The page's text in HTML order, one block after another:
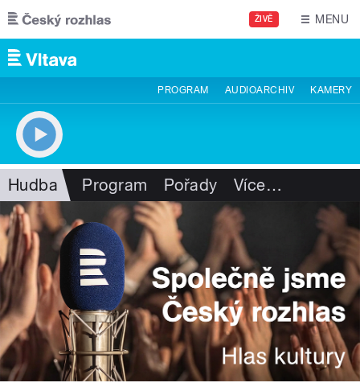
Přejít k hlavnímu obsahu
ŽIVĚ MENU
PROGRAM AUDIOARCHIV KAMERY
Hudba Program Pořady Více…